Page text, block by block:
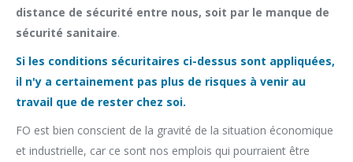
distance de sécurité entre nous, soit par le manque de
sécurité sanitaire.
Si les conditions sécuritaires ci-dessus sont appliquées,
il n'y a certainement pas plus de risques à venir au
travail que de rester chez soi.
FO est bien conscient de la gravité de la situation économique
et industrielle, car ce sont nos emplois qui pourraient être